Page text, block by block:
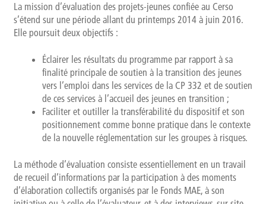
Présentation
Projets
Publications
Événements
Présentation
La mission d’évaluation des projets-jeunes confiée au Cerso
s’étend sur une période allant du printemps 2014 à juin 2016.
Elle poursuit deux objectifs :
Éclairer les résultats du programme par rapport à sa
finalité principale de soutien à la transition des jeunes
vers l’emploi dans les services de la CP 332 et de soutien
de ces services à l’accueil des jeunes en transition ;
Faciliter et outiller la transférabilité du dispositif et son
positionnement comme bonne pratique dans le contexte
de la nouvelle réglementation sur les groupes à risques.
La méthode d’évaluation consiste essentiellement en un travail
de recueil d’informations par la participation à des moments
d’élaboration collectifs organisés par le Fonds MAE, à son